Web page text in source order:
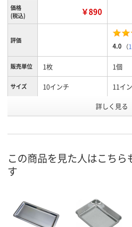
価格
(税込)
￥890
評価
4.0 （
販売単位 1枚 1個
サイズ 10インチ 11イ
1025766
カゴへ
詳しく見る
この商品を見た人はこちら
す